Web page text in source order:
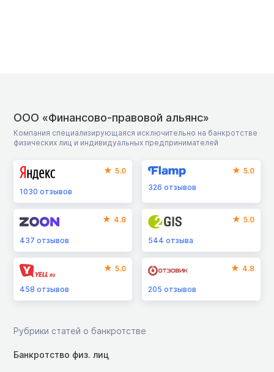
ООО «Финансово-правовой альянс»
Компания специализирующаяся исключительно на банкротстве
физических лиц и индивидуальных предпринимателей
5.0
1030 отзывов
5.0
326отзывов
4.8
437 отзывов
5.0
544отзыва
5.0
458 отзывов
4.8
205отзывов
Рубрики статей о банкротстве
Банкротство физ. лиц